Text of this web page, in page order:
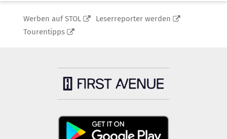
Werben auf STOL
Leserreporter werden
Tourentipps